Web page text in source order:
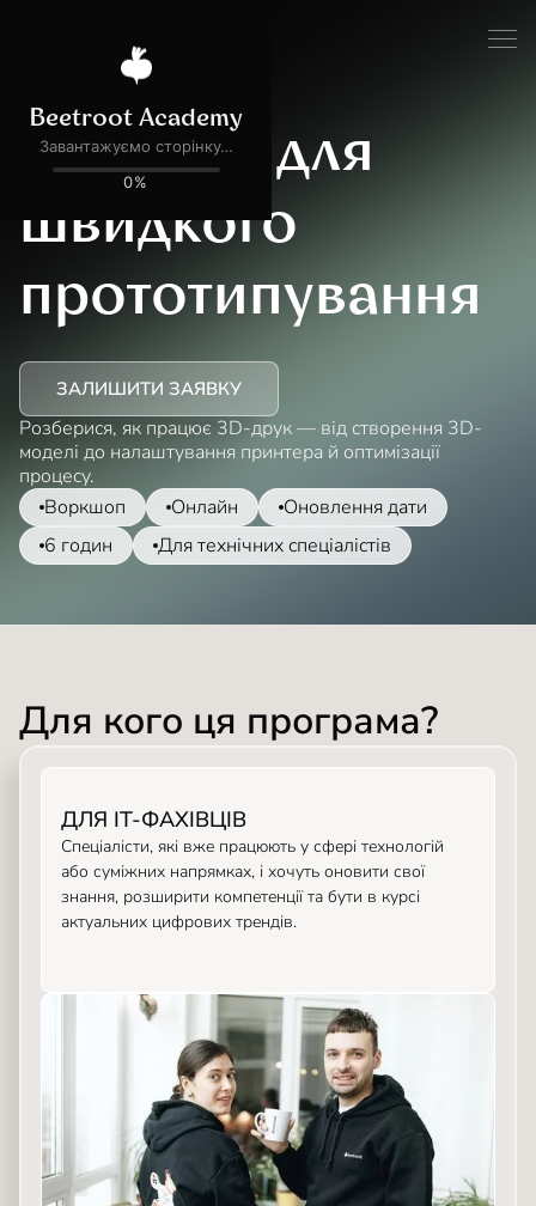
3D-друк для
швидкого
прототипування
ЗАЛИШИТИ ЗАЯВКУ
Розберися, як працює 3D-друк — від створення 3D-
моделі до налаштування принтера й оптимізації
процесу.
Воркшоп
Онлайн
Оновлення дати
6 годин
Для технічних спеціалістів
Для кого ця програма?
ДЛЯ ІТ-ФАХІВЦІВ
Спеціалісти, які вже працюють у сфері технологій
або суміжних напрямках, і хочуть оновити свої
знання, розширити компетенції та бути в курсі
актуальних цифрових трендів.